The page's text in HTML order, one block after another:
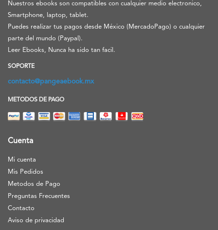
Nuestros ebooks son compatibles con cualquier medio electronico,
Smartphone, laptop, tablet.
Puedes realizar tus pagos desde México (MercadoPago) o cualquier
parte del mundo (Paypal).
Leer Ebooks, Nunca ha sido tan facil.
SOPORTE
contacto@pangeaebook.mx
METODOS DE PAGO
Cuenta
Mi cuenta
Mis Pedidos
Metodos de Pago
Preguntas Frecuentes
Contacto
Aviso de privacidad